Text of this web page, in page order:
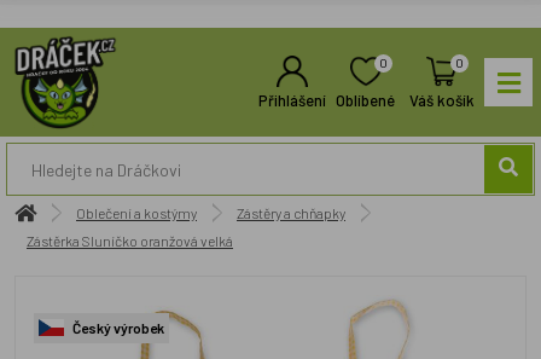
Přihlášení
0
Oblíbené
0
Váš košík
Oblečení a kostýmy
Zástěry a chňapky
Zástěrka Sluníčko oranžová velká
Český výrobek